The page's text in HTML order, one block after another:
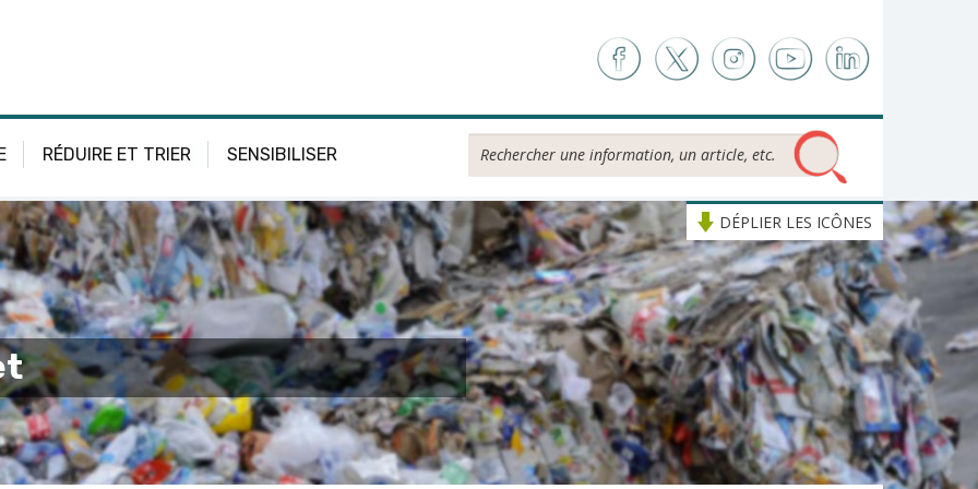
RÉDUIRE ET TRIER SENSIBILISER Rechercher...
DÉPLIER LES ICÔNES